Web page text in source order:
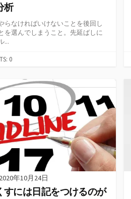
析
らなければいけないことを後回し
を選んでしまうこと。先延ばしに
...
0
2020年10月24日
すには日記をつけるのが